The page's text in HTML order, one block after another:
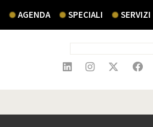
AGENDA SPECIALI SERVIZI